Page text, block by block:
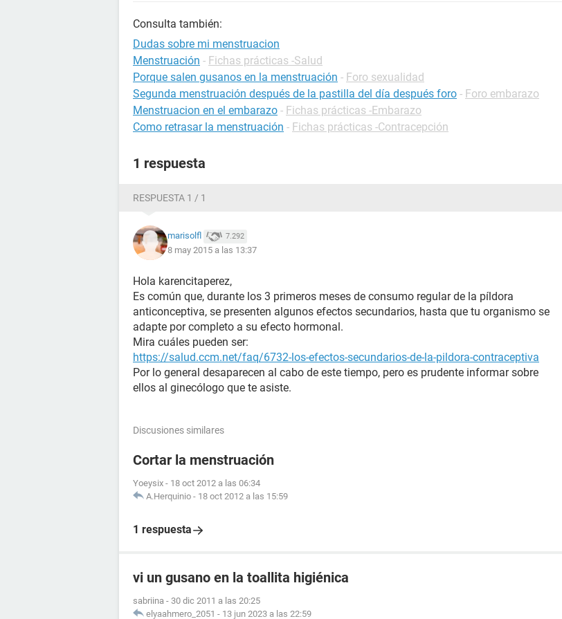
Consulta también:
Dudas sobre mi menstruacion
Menstruación - Fichas prácticas -Salud
Porque salen gusanos en la menstruación - Foro sexualidad
Segunda menstruación después de la pastilla del día después foro - Foro embarazo
Menstruacion en el embarazo - Fichas prácticas -Embarazo
Como retrasar la menstruación - Fichas prácticas -Contracepción
1 respuesta
RESPUESTA 1 / 1
marisolfl 7.292
8 may 2015 a las 13:37
Hola karencitaperez,
Es común que, durante los 3 primeros meses de consumo regular de la píldora
anticonceptiva, se presenten algunos efectos secundarios, hasta que tu organismo se
adapte por completo a su efecto hormonal.
Mira cuáles pueden ser:
https://salud.ccm.net/faq/6732-los-efectos-secundarios-de-la-pildora-contraceptiva
Por lo general desaparecen al cabo de este tiempo, pero es prudente informar sobre
ellos al ginecólogo que te asiste.
Discusiones similares
Cortar la menstruación
Yoeysix - 18 oct 2012 a las 06:34
A.Herquinio - 18 oct 2012 a las 15:59
1 respuesta
vi un gusano en la toallita higiénica
sabriina - 30 dic 2011 a las 20:25
elyaahmero_2051 - 13 jun 2023 a las 22:59